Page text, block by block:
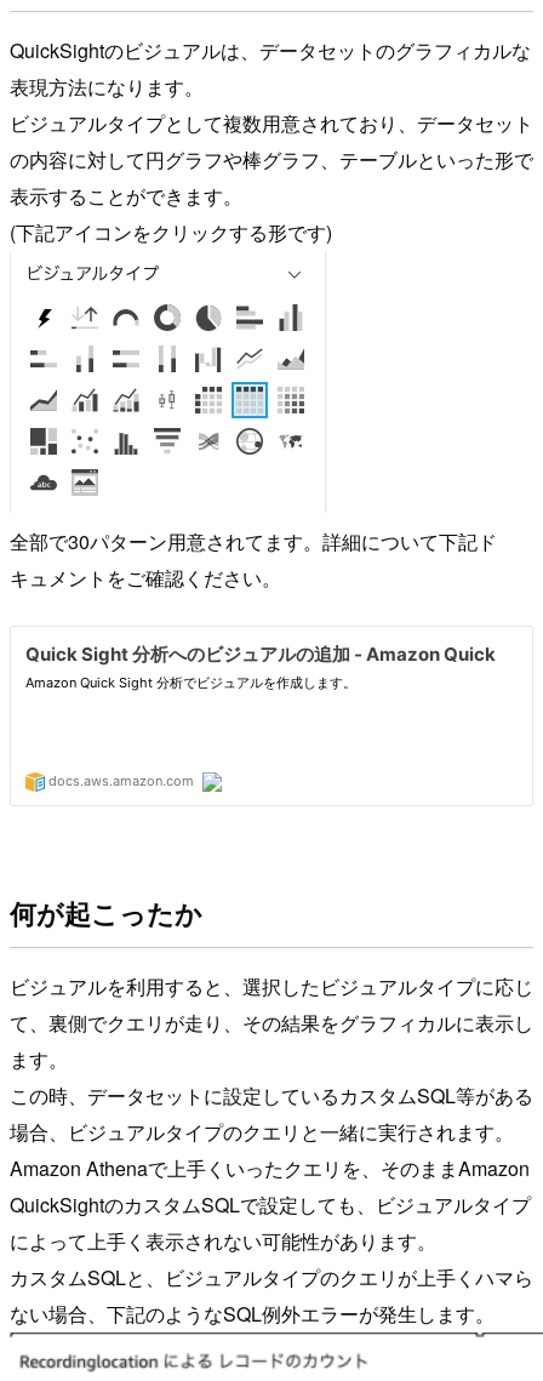
QuickSightのビジュアルは、データセットのグラフィカルな
表現方法になります。
ビジュアルタイプとして複数用意されており、データセット
の内容に対して円グラフや棒グラフ、テーブルといった形で
表示することができます。
(下記アイコンをクリックする形です)
全部で30パターン用意されてます。詳細について下記ド
キュメントをご確認ください。
何が起こったか
ビジュアルを利用すると、選択したビジュアルタイプに応じ
て、裏側でクエリが走り、その結果をグラフィカルに表示し
ます。
この時、データセットに設定しているカスタムSQL等がある
場合、ビジュアルタイプのクエリと一緒に実行されます。
Amazon Athenaで上手くいったクエリを、そのままAmazon
QuickSightのカスタムSQLで設定しても、ビジュアルタイプ
によって上手く表示されない可能性があります。
カスタムSQLと、ビジュアルタイプのクエリが上手くハマら
ない場合、下記のようなSQL例外エラーが発生します。